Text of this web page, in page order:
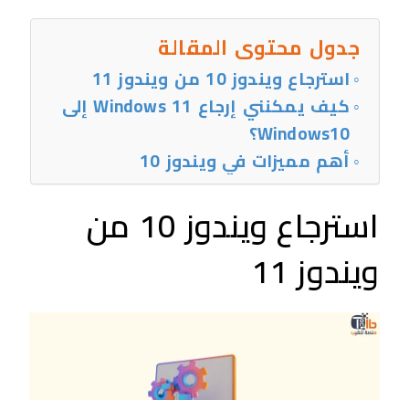
جدول محتوى المقالة
استرجاع ويندوز 10 من ويندوز 11
كيف يمكنني إرجاع Windows 11 إلى
Windows10؟
أهم مميزات في ويندوز 10
استرجاع ويندوز 10 من
ويندوز 11